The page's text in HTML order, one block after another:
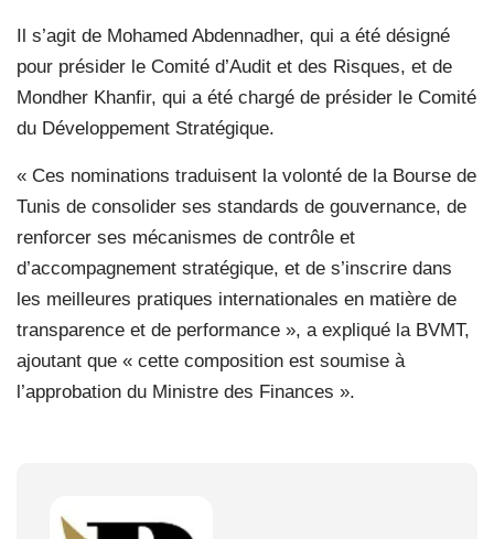
Il s’agit de Mohamed Abdennadher, qui a été désigné
pour présider le Comité d’Audit et des Risques, et de
Mondher Khanfir, qui a été chargé de présider le Comité
du Développement Stratégique.
« Ces nominations traduisent la volonté de la Bourse de
Tunis de consolider ses standards de gouvernance, de
renforcer ses mécanismes de contrôle et
d’accompagnement stratégique, et de s’inscrire dans
les meilleures pratiques internationales en matière de
transparence et de performance », a expliqué la BVMT,
ajoutant que « cette composition est soumise à
l’approbation du Ministre des Finances ».